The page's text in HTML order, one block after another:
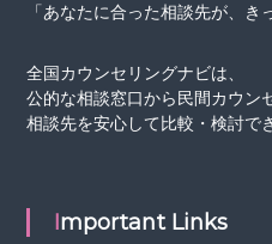
「あなたに合った相談先が、き
全国カウンセリングナビは、
公的な相談窓口から民間カウン
相談先を安心して比較・検討で
Important Links